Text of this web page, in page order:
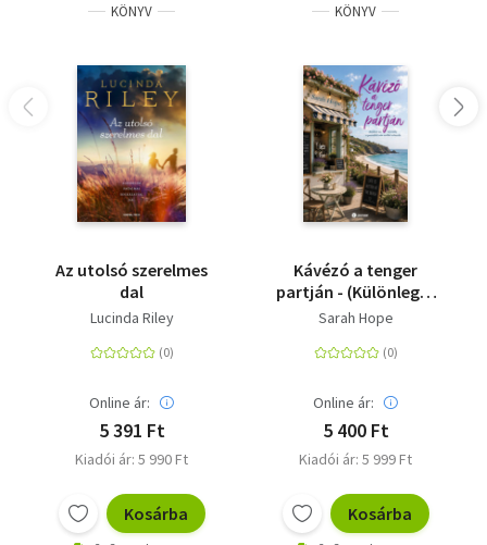
KÖNYV
Az utolsó szerelmes
dal
Lucinda Riley
Online ár:
5 391 Ft
Kiadói ár: 5 990 Ft
Kosárba
KÖNYV
Kávézó a tenger
partján - (Különleges
kiadás)
Sarah Hope
Online ár:
5 400 Ft
Kiadói ár: 5 999 Ft
Kosárba